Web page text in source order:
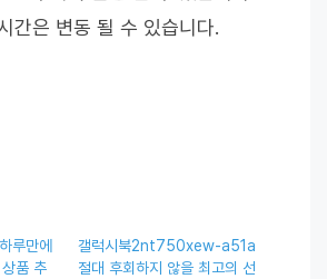
간은 변동 될 수 있습니다.
루만에
품 추
갤럭시북2nt750xew-a51a
절대 후회하지 않을 최고의 선